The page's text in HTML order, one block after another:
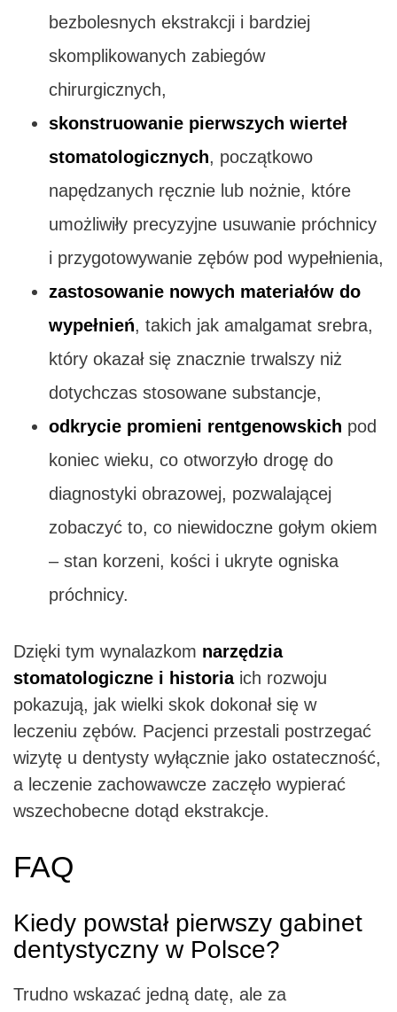
bezbolesnych ekstrakcji i bardziej
skomplikowanych zabiegów
chirurgicznych,
skonstruowanie pierwszych wierteł
stomatologicznych, początkowo
napędzanych ręcznie lub nożnie, które
umożliwiły precyzyjne usuwanie próchnicy
i przygotowywanie zębów pod wypełnienia,
zastosowanie nowych materiałów do
wypełnień, takich jak amalgamat srebra,
który okazał się znacznie trwalszy niż
dotychczas stosowane substancje,
odkrycie promieni rentgenowskich pod
koniec wieku, co otworzyło drogę do
diagnostyki obrazowej, pozwalającej
zobaczyć to, co niewidoczne gołym okiem
– stan korzeni, kości i ukryte ogniska
próchnicy.
Dzięki tym wynalazkom narzędzia
stomatologiczne i historiaich rozwoju
pokazują, jak wielki skok dokonał się w
leczeniu zębów. Pacjenci przestali postrzegać
wizytę u dentysty wyłącznie jako ostateczność,
a leczenie zachowawcze zaczęło wypierać
wszechobecne dotąd ekstrakcje.
FAQ
Kiedy powstał pierwszy gabinet
dentystyczny w Polsce?
Trudno wskazać jedną datę, ale za